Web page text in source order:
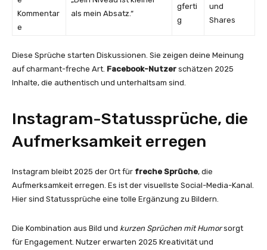
Kommentar
e
als mein Absatz.“
gferti
g
und
Shares
Diese Sprüche starten Diskussionen. Sie zeigen deine Meinung
auf charmant-freche Art. Facebook-Nutzer schätzen 2025
Inhalte, die authentisch und unterhaltsam sind.
Instagram-Statussprüche, die
Aufmerksamkeit erregen
Instagram bleibt 2025 der Ort für freche Sprüche, die
Aufmerksamkeit erregen. Es ist der visuellste Social-Media-Kanal.
Hier sind Statussprüche eine tolle Ergänzung zu Bildern.
Die Kombination aus Bild und kurzen Sprüchen mit Humorsorgt
für Engagement. Nutzer erwarten 2025 Kreativität und